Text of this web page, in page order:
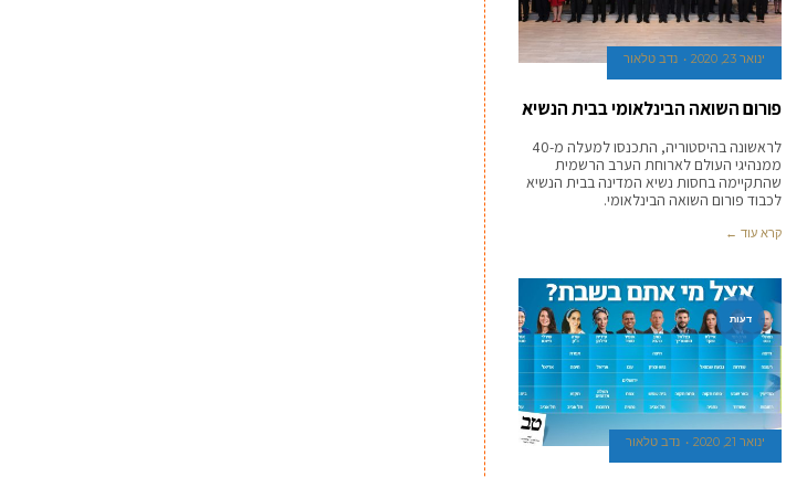
ינואר 23, 2020 נדב טלאור
פורום השואה הבינלאומי בבית הנשיא
לראשונה בהיסטוריה, התכנסו למעלה מ-40
ממנהיגי העולם לארוחת הערב הרשמית
שהתקיימה בחסות נשיא המדינה בבית הנשיא
לכבוד פורום השואה הבינלאומי.
קרא עוד ←
דעות
ינואר 21, 2020 נדב טלאור